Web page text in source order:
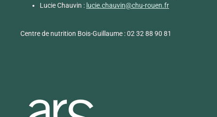
Lucie Chauvin : lucie.chauvin@chu-rouen.fr
Centre de nutrition Bois-Guillaume : 02 32 88 90 81